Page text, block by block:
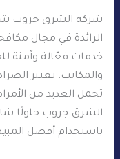
شركة الشرق جروب
الرائدة في مجال
خدمات فعّالة وآمنة
والمكاتب. تعتبر
تحمل العديد من
الشرق جروب حلولًا
باستخدام أفضل